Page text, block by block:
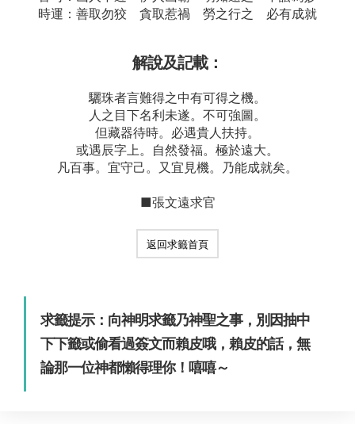
時運：善取勿狡 貪取惹禍 勞之行之 必有成就
解說及記載：
驪珠者言難得之中有可得之機。
人之目下名利未遂。不可強圖。
但藏器待時。必遇貴人扶持。
或遇辰字上。自然發福。極於遠大。
凡百事。宜守己。又宜見機。乃能成就矣。
■張文遠求官
返回求籤首頁
求籤提示：向神明求籤乃神聖之事，別因抽中
下下籤或偷看過簽文而賴皮哦，賴皮的話，無
論那一位神都懶得理你！嘻嘻～